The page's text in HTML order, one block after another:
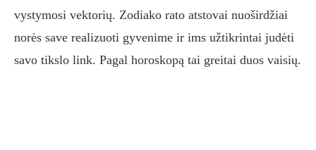
vystymosi vektorių. Zodiako rato atstovai nuoširdžiai
norės save realizuoti gyvenime ir ims užtikrintai judėti
savo tikslo link. Pagal horoskopą tai greitai duos vaisių.